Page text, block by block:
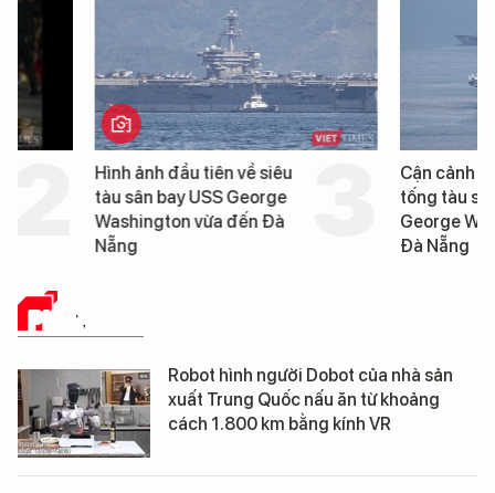
Hình ảnh đầu tiên về siêu
tàu sân bay USS George
Washington vừa đến Đà
Cận cảnh chiến hạm
tống tàu sân bay USS
George Washington
PHÂN TÍCH
Robot hình người Dobot của nhà sản
xuất Trung Quốc nấu ăn từ khoảng
cách 1.800 km bằng kính VR